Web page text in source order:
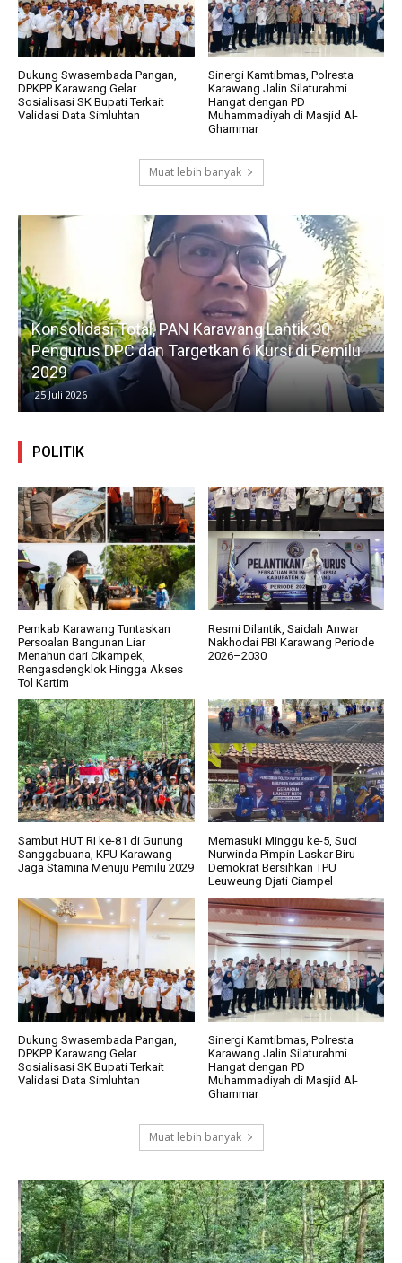
Dukung Swasembada Pangan,
DPKPP Karawang Gelar
Sosialisasi SK Bupati Terkait
Validasi Data Simluhtan
Sinergi Kamtibmas, Polresta
Karawang Jalin Silaturahmi
Hangat dengan PD
Muhammadiyah di Masjid Al-
Ghammar
Muat lebih banyak
Konsolidasi Total, PAN Karawang Lantik 30
Pengurus DPC dan Targetkan 6 Kursi di Pemilu
2029
25 Juli 2026
POLITIK
Pemkab Karawang Tuntaskan
Persoalan Bangunan Liar
Menahun dari Cikampek,
Rengasdengklok Hingga Akses
Tol Kartim
Resmi Dilantik, Saidah Anwar
Nakhodai PBI Karawang Periode
2026–2030
Sambut HUT RI ke-81 di Gunung
Sanggabuana, KPU Karawang
Jaga Stamina Menuju Pemilu 2029
Memasuki Minggu ke-5, Suci
Nurwinda Pimpin Laskar Biru
Demokrat Bersihkan TPU
Leuweung Djati Ciampel
Dukung Swasembada Pangan,
DPKPP Karawang Gelar
Sosialisasi SK Bupati Terkait
Validasi Data Simluhtan
Sinergi Kamtibmas, Polresta
Karawang Jalin Silaturahmi
Hangat dengan PD
Muhammadiyah di Masjid Al-
Ghammar
Muat lebih banyak